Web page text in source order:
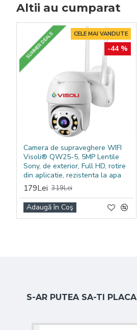
Altii au cumparat
CELE MAI VANDUTE
SUMMER DEALS -44 %
Camera de supraveghere WIFI
Visoli® QW25-5, 5MP Lentile
Sony, de exterior, Full HD, rotire
din aplicatie, rezistenta la apa
179Lei 319Lei
Adaugă în Coş
S-AR PUTEA SA-TI PLACA